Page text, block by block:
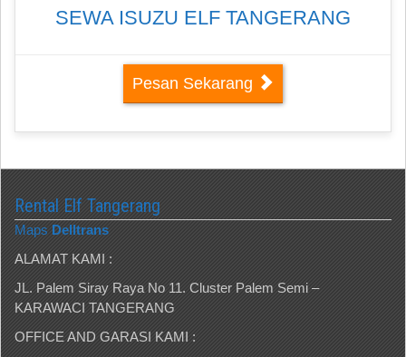
SEWA ISUZU ELF TANGERANG
Pesan Sekarang
Rental Elf Tangerang
Maps Delltrans
ALAMAT KAMI :
JL. Palem Siray Raya No 11. Cluster Palem Semi –
KARAWACI TANGERANG
OFFICE AND GARASI KAMI :